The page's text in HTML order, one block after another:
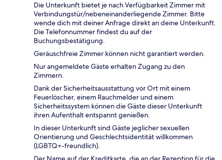
Die Unterkunft bietet je nach Verfügbarkeit Zimmer mit
Verbindungstür/nebeneinanderliegende Zimmer. Bitte
wende dich mit deiner Anfrage direkt an deine Unterkunft.
Die Telefonnummer findest du auf der
Buchungsbestätigung.
Geräuschfreie Zimmer können nicht garantiert werden.
Nur angemeldete Gäste erhalten Zugang zu den
Zimmern.
Dank der Sicherheitsausstattung vor Ort mit einem
Feuerlöscher, einem Rauchmelder und einem
Sicherheitssystem können die Gäste dieser Unterkunft
ihren Aufenthalt entspannt genießen.
In dieser Unterkunft sind Gäste jeglicher sexuellen
Orientierung und Geschlechtsidentität willkommen
(LGBTQ+-freundlich).